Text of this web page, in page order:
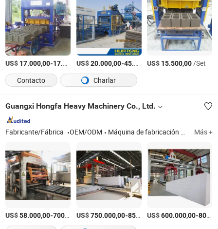
US$ 17.000,00-17.200,00 /Set
US$20.000,00-45.000,00 /Pieza
US$ 15.500,00/Set
Contacto
Charlar
Guangxi Hongfa Heavy Machinery Co., Ltd.
Fabricante/Fábrica OEM/ODM Máquina de fabricación de materiales de construcción Más +
US$58.000,00-700.000,00 /Set
US$750.000,00-850.000,00 /Pieza
US$600.000,00-800.000,00